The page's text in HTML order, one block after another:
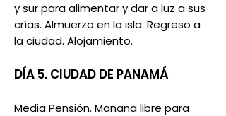
y sur para alimentar y dar a luz a sus
crías. Almuerzo en la isla. Regreso a
la ciudad. Alojamiento.
DÍA 5. CIUDAD DE PANAMÁ
Media Pensión. Mañana libre para